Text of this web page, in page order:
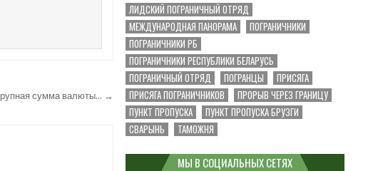
сумма валюты… →
ЛИДСКИЙ ПОГРАНИЧНЫЙ ОТРЯД
МЕЖДУНАРОДНАЯ ПАНОРАМА
ПОГРАНИЧНИКИ
ПОГРАНИЧНИКИ РБ
ПОГРАНИЧНИКИ РЕСПУБЛИКИ БЕЛАРУСЬ
ПОГРАНИЧНЫЙ ОТРЯД
ПОГРАНЦЫ
ПРИСЯГА
ПРИСЯГА ПОГРАНИЧНИКОВ
ПРОРЫВ ЧЕРЕЗ ГРАНИЦУ
ПУНКТ ПРОПУСКА
ПУНКТ ПРОПУСКА БРУЗГИ
СВАРЫНЬ
ТАМОЖНЯ
МЫ В СОЦИАЛЬНЫХ СЕТЯХ